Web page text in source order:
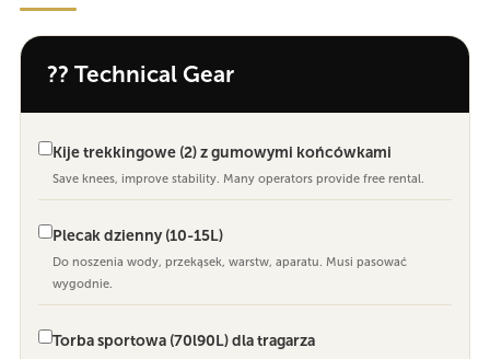
?? Technical Gear
Kije trekkingowe (2) z gumowymi końcówkami
Save knees, improve stability. Many operators provide free rental.
Plecak dzienny (10-15L)
Do noszenia wody, przekąsek, warstw, aparatu. Musi pasować
wygodnie.
Torba sportowa (70l90L) dla tragarza